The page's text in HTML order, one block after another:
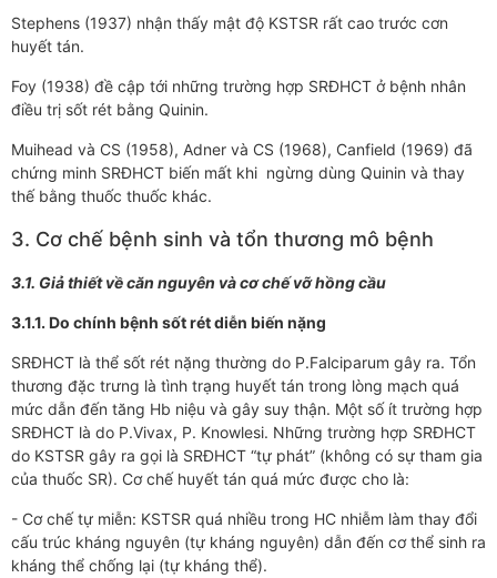
Stephens (1937) nhận thấy mật độ KSTSR rất cao trước cơn
huyết tán.
Foy (1938) đề cập tới những trường hợp SRĐHCT ở bệnh nhân
điều trị sốt rét bằng Quinin.
Muihead và CS (1958), Adner và CS (1968), Canfield (1969) đã
chứng minh SRĐHCT biến mất khi ngừng dùng Quinin và thay
thế bằng thuốc thuốc khác.
3. Cơ chế bệnh sinh và tổn thương mô bệnh
3.1. Giả thiết về căn nguyên và cơ chế vỡ hồng cầu
3.1.1. Do chính bệnh sốt rét diễn biến nặng
SRĐHCT là thể sốt rét nặng thường do P.Falciparum gây ra. Tổn
thương đặc trưng là tình trạng huyết tán trong lòng mạch quá
mức dẫn đến tăng Hb niệu và gây suy thận. Một số ít trường hợp
SRĐHCT là do P.Vivax, P. Knowlesi. Những trường hợp SRĐHCT
do KSTSR gây ra gọi là SRĐHCT “tự phát” (không có sự tham gia
của thuốc SR). Cơ chế huyết tán quá mức được cho là:
- Cơ chế tự miễn: KSTSR quá nhiều trong HC nhiễm làm thay đổi
cấu trúc kháng nguyên (tự kháng nguyên) dẫn đến cơ thể sinh ra
kháng thể chống lại (tự kháng thể).